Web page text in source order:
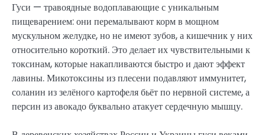
Гуси — травоядные водоплавающие с уникальным
пищеварением: они перемалывают корм в мощном
мускульном желудке, но не имеют зубов, а кишечник у них
относительно короткий. Это делает их чувствительными к
токсинам, которые накапливаются быстро и дают эффект
лавины. Микотоксины из плесени подавляют иммунитет,
соланин из зелёного картофеля бьёт по нервной системе, а
персин из авокадо буквально атакует сердечную мышцу.